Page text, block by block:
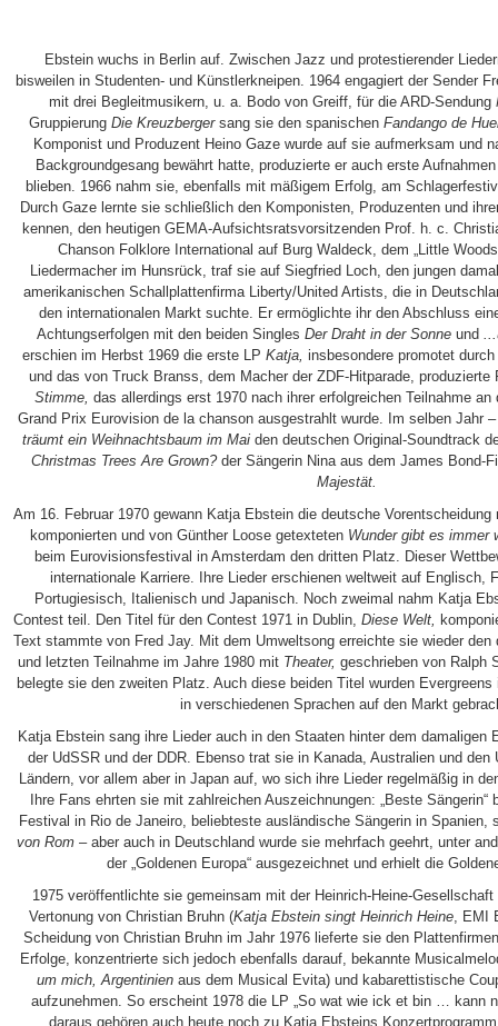
Ebstein wuchs in Berlin auf. Zwischen Jazz und protestierender
bisweilen in Studenten- und Künstlerkneipen. 1964 engagiert der Sender
mit drei Begleitmusikern, u. a. Bodo von Greiff, für die ARD-Sendung
GruppierungDie Kreuzbergersang sie den spanischenFandango de
Komponist und Produzent Heino Gaze wurde auf sie aufmerksam und
Backgroundgesang bewährt hatte, produzierte er auch erste
blieben. 1966 nahm sie, ebenfalls mit mäßigem Erfolg, am
Durch Gaze lernte sie schließlich den Komponisten, Produzenten und
kennen, den heutigen GEMA-Aufsichtsratsvorsitzenden Prof. h. c.
Chanson Folklore International auf Burg Waldeck, dem „Little
Liedermacher im Hunsrück, traf sie auf Siegfried Loch, den jungen
amerikanischen Schallplattenfirma Liberty/United Artists, die in
den internationalen Markt suchte. Er ermöglichte ihr den Abschluss
Achtungserfolgen mit den beiden SinglesDer Draht in der Sonne und
erschien im Herbst 1969 die erste LPKatja, insbesondere promotet
und das von Truck Branss, dem Macher der ZDF-Hitparade,
Stimme, das allerdings erst 1970 nach ihrer erfolgreichen Teilnahme an
Grand Prix Eurovision de la chanson ausgestrahlt wurde. Im selben Jahr
träumt ein Weihnachtsbaum im Maiden deutschen Original-Soundtrack
Christmas Trees Are Grown?der Sängerin Nina aus dem James Bond-
Majestät.
Am 16. Februar 1970 gewann Katja Ebstein die deutsche
komponierten und von Günther Loose getexteten Wunder gibt es immer
beim Eurovisionsfestival in Amsterdam den dritten Platz. Dieser
internationale Karriere. Ihre Lieder erschienen weltweit auf Englisch,
Portugiesisch, Italienisch und Japanisch. Noch zweimal nahm Katja
Contest teil. Den Titel für den Contest 1971 in Dublin,Diese Welt,
Text stammte von Fred Jay. Mit dem Umweltsong erreichte sie wieder
und letzten Teilnahme im Jahre 1980 mit Theater, geschrieben von Ralph
belegte sie den zweiten Platz. Auch diese beiden Titel wurden
in verschiedenen Sprachen auf den Markt
Katja Ebstein sang ihre Lieder auch in den Staaten hinter dem damaligen
der UdSSR und der DDR. Ebenso trat sie in Kanada, Australien und
Ländern, vor allem aber in Japan auf, wo sich ihre Lieder regelmäßig in
Ihre Fans ehrten sie mit zahlreichen Auszeichnungen: „Beste Sängerin“
Festival in Rio de Janeiro, beliebteste ausländische Sängerin in
von Rom– aber auch in Deutschland wurde sie mehrfach geehrt, unter
der „Goldenen Europa“ ausgezeichnet und erhielt die
1975 veröffentlichte sie gemeinsam mit der Heinrich-Heine-
Vertonung von Christian Bruhn (Katja Ebstein singt Heinrich Heine, EMI
Scheidung von Christian Bruhn im Jahr 1976 lieferte sie den
Erfolge, konzentrierte sich jedoch ebenfalls darauf, bekannte
um mich, Argentinien aus dem Musical Evita) und kabarettistische
aufzunehmen. So erscheint 1978 die LP „So wat wie ick et bin … kann
daraus gehören auch heute noch zu Katja Ebsteins